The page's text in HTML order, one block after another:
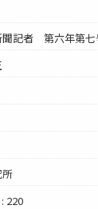
聞記者 第六年第七
220